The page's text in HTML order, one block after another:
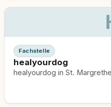
Fachstelle
healyourdog
healyourdog in St.